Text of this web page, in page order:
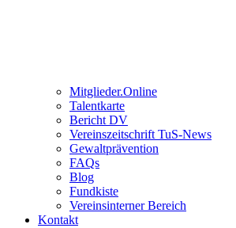
Mitglieder.Online
Talentkarte
Bericht DV
Vereinszeitschrift TuS-News
Gewaltprävention
FAQs
Blog
Fundkiste
Vereinsinterner Bereich
Kontakt